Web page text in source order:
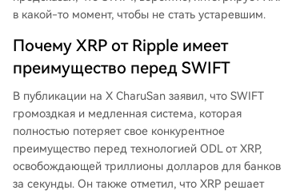
мечает, что это решение ограничено испытан
вляется инструментом ликвидности. Процесс
проверки через сеть Ethereum делает его зат
латежей. Эксперт убежден, что без интеграци
и XRP в качестве уровня ликвидности будущее
SWIFT находится под угрозой.
в какой-то момент, чтобы не стать устаревшим.
Почему XRP от Ripple имеет
преимущество перед SWIFT
В публикации на X CharuSan заявил, что SWIFT
громоздкая и медленная система, которая
полностью потеряет свое конкурентное
преимущество перед технологией ODL от XRP,
освобождающей триллионы долларов для банков
за секунды. Он также отметил, что XRP решает